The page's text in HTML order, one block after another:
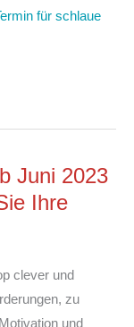
für schlaue
Juni 2023
Ihre
clever und
zu
und